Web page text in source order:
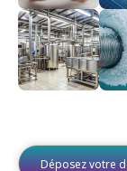
Déposez votre